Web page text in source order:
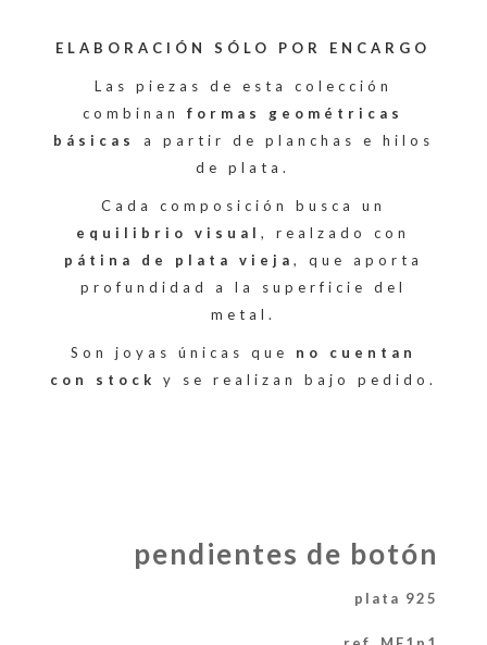
ELABORACIÓN SÓLO POR ENCARGO
Las piezas de esta colección
combinanformas geométricas
básicas
a partir de planchas e hilos
de plata.
Cada composición busca un
equilibrio visual, realzado con
pátina de plata vieja , que aporta
profundidad a la superficie del
metal.
Son joyas únicas que no cuentan
con stock
y se realizan bajo pedido.
pendientes de botón
plata 925